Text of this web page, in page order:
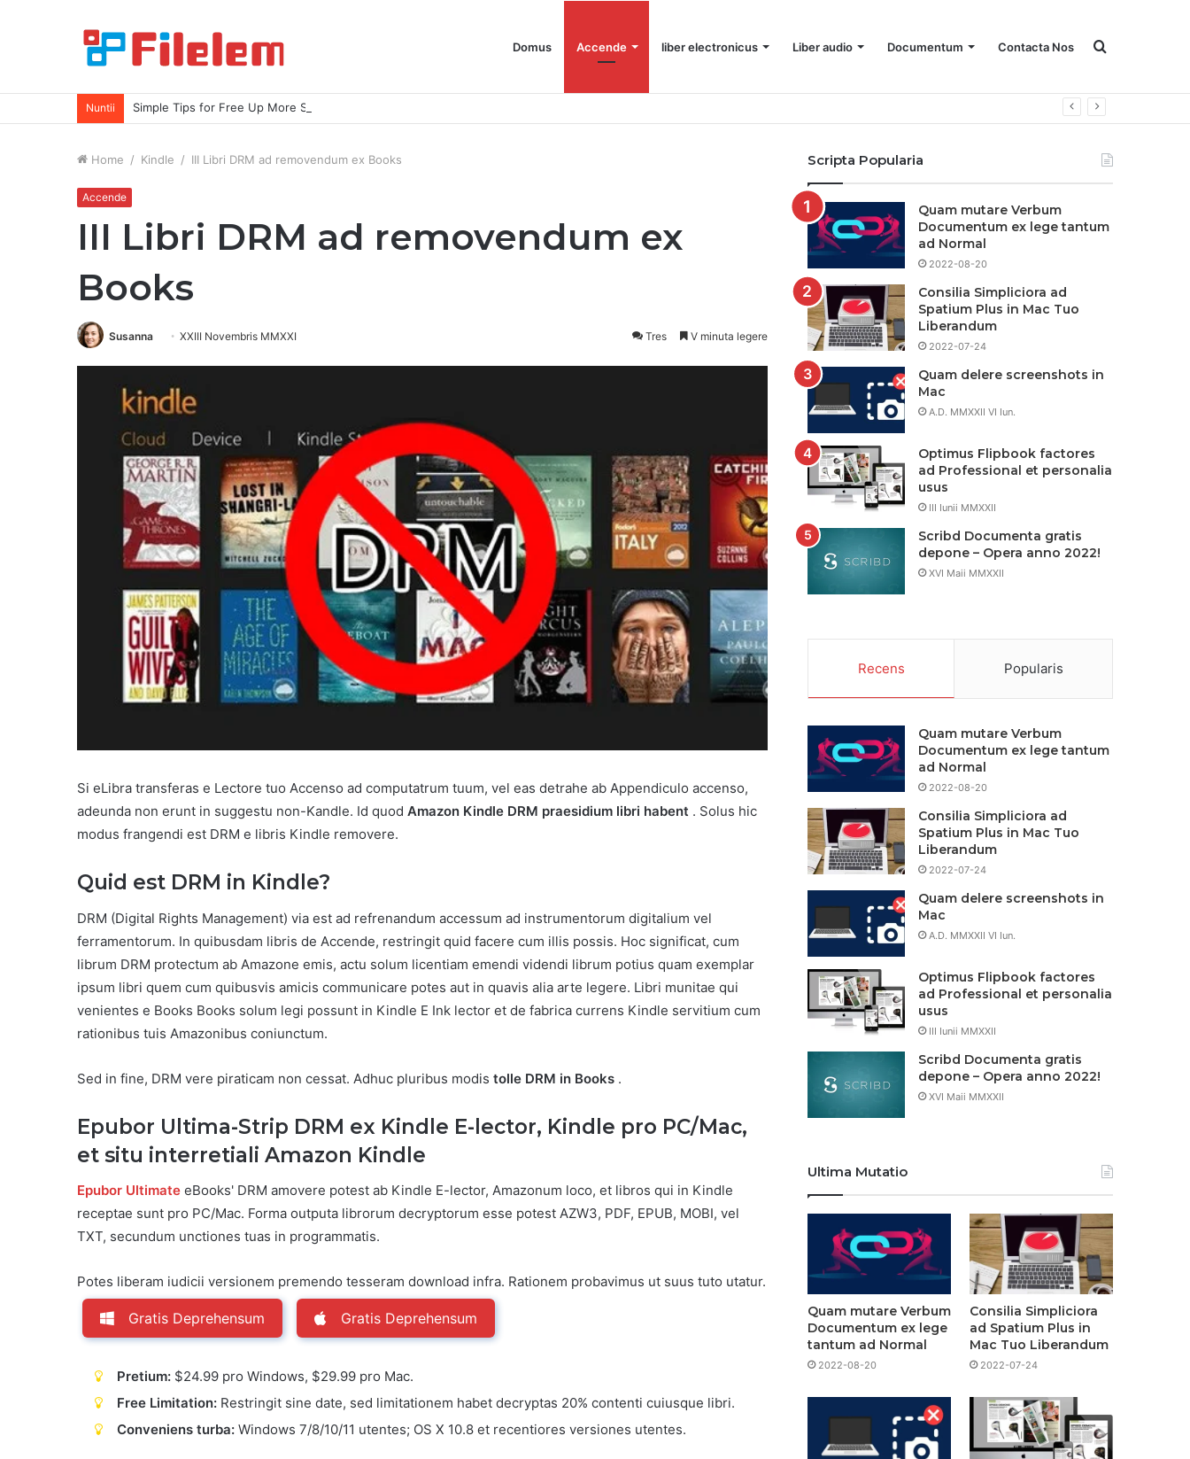
Domus Accende liber electronicus Liber audio Documentum Contacta Nos Quaere
Nuntii Simple Tips for Free Up More Space on Your Mac
Home / Kindle / III Libri DRM ad removendum ex Books
Accende
III Libri DRM ad removendum ex
Books
Susanna XXIII Novembris MMXXI Tres V minuta legere
Si eLibra transferas e Lectore tuo Accenso ad computatrum tuum, vel eas detrahe ab Appendiculo accenso,
adeunda non erunt in suggestu non-Kandle. Id quod Amazon Kindle DRM praesidium libri habent . Solus hic
modus frangendi est DRM e libris Kindle removere.
Quid est DRM in Kindle?
DRM (Digital Rights Management) via est ad refrenandum accessum ad instrumentorum digitalium vel
ferramentorum. In quibusdam libris de Accende, restringit quid facere cum illis possis. Hoc significat, cum
librum DRM protectum ab Amazone emis, actu solum licentiam emendi videndi librum potius quam exemplar
ipsum libri quem cum quibusvis amicis communicare potes aut in quavis alia arte legere. Libri munitae qui
venientes e Books Books solum legi possunt in Kindle E Ink lector et de fabrica currens Kindle servitium cum
rationibus tuis Amazonibus coniunctum.
Sed in fine, DRM vere piraticam non cessat. Adhuc pluribus modis tolle DRM in Books .
Epubor Ultima-Strip DRM ex Kindle E-lector, Kindle pro PC/Mac,
et situ interretiali Amazon Kindle
Epubor Ultimate eBooks' DRM amovere potest ab Kindle E-lector, Amazonum loco, et libros qui in Kindle
receptae sunt pro PC/Mac. Forma outputa librorum decryptorum esse potest AZW3, PDF, EPUB, MOBI, vel
TXT, secundum unctiones tuas in programmatis.
Potes liberam iudicii versionem premendo tesseram download infra. Rationem probavimus ut suus tuto utatur.
Gratis Deprehensum Gratis Deprehensum
Pretium: $24.99 pro Windows, $29.99 pro Mac.
Free Limitation: Restringit sine date, sed limitationem habet decryptas 20% contenti cuiusque libri.
Conveniens turba: Windows 7/8/10/11 utentes; OS X 10.8 et recentiores versiones utentes.
Scripta Popularia
Quam mutare Verbum
Documentum ex lege tantum
ad Normal
2022-08-20
Consilia Simpliciora ad
Spatium Plus in Mac Tuo
Liberandum
2022-07-24
Quam delere screenshots in
Mac
A.D. MMXXII VI Iun.
Optimus Flipbook factores
ad Professional et personalia
usus
III Iunii MMXXII
Scribd Documenta gratis
depone – Opera anno 2022!
XVI Maii MMXXII
Recens Popularis
Quam mutare Verbum
Documentum ex lege tantum
ad Normal
2022-08-20
Consilia Simpliciora ad
Spatium Plus in Mac Tuo
Liberandum
2022-07-24
Quam delere screenshots in
Mac
A.D. MMXXII VI Iun.
Optimus Flipbook factores
ad Professional et personalia
usus
III Iunii MMXXII
Scribd Documenta gratis
depone – Opera anno 2022!
XVI Maii MMXXII
Ultima Mutatio
Quam mutare Verbum
Documentum ex lege
tantum ad Normal
2022-08-20
Consilia Simpliciora
ad Spatium Plus in
Mac Tuo Liberandum
2022-07-24